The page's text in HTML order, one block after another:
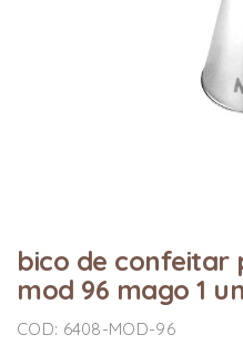
bico de confeitar
mod 96 mago 1
COD: 6408-MOD-96